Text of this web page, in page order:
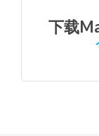
下载